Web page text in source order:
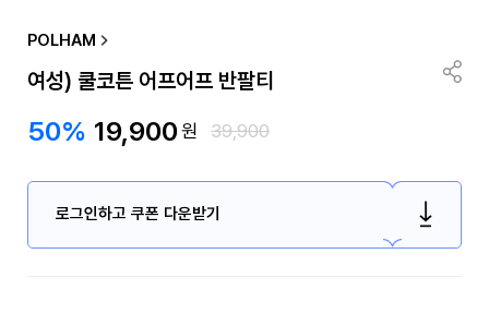
POLHAM
여성) 쿨코튼 어프어프 반팔티
50% 19,900원 39,900
로그인하고 쿠폰 다운받기